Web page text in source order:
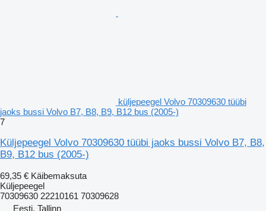
küljepeegel Volvo 70309630 tüübi
jaoks bussi Volvo B7, B8, B9, B12 bus (2005-)
7
Küljepeegel Volvo 70309630 tüübi jaoks bussi Volvo B7, B8,
B9, B12 bus (2005-)
69,35 € Käibemaksuta
Küljepeegel
70309630 22210161 70309628
Eesti, Tallinn